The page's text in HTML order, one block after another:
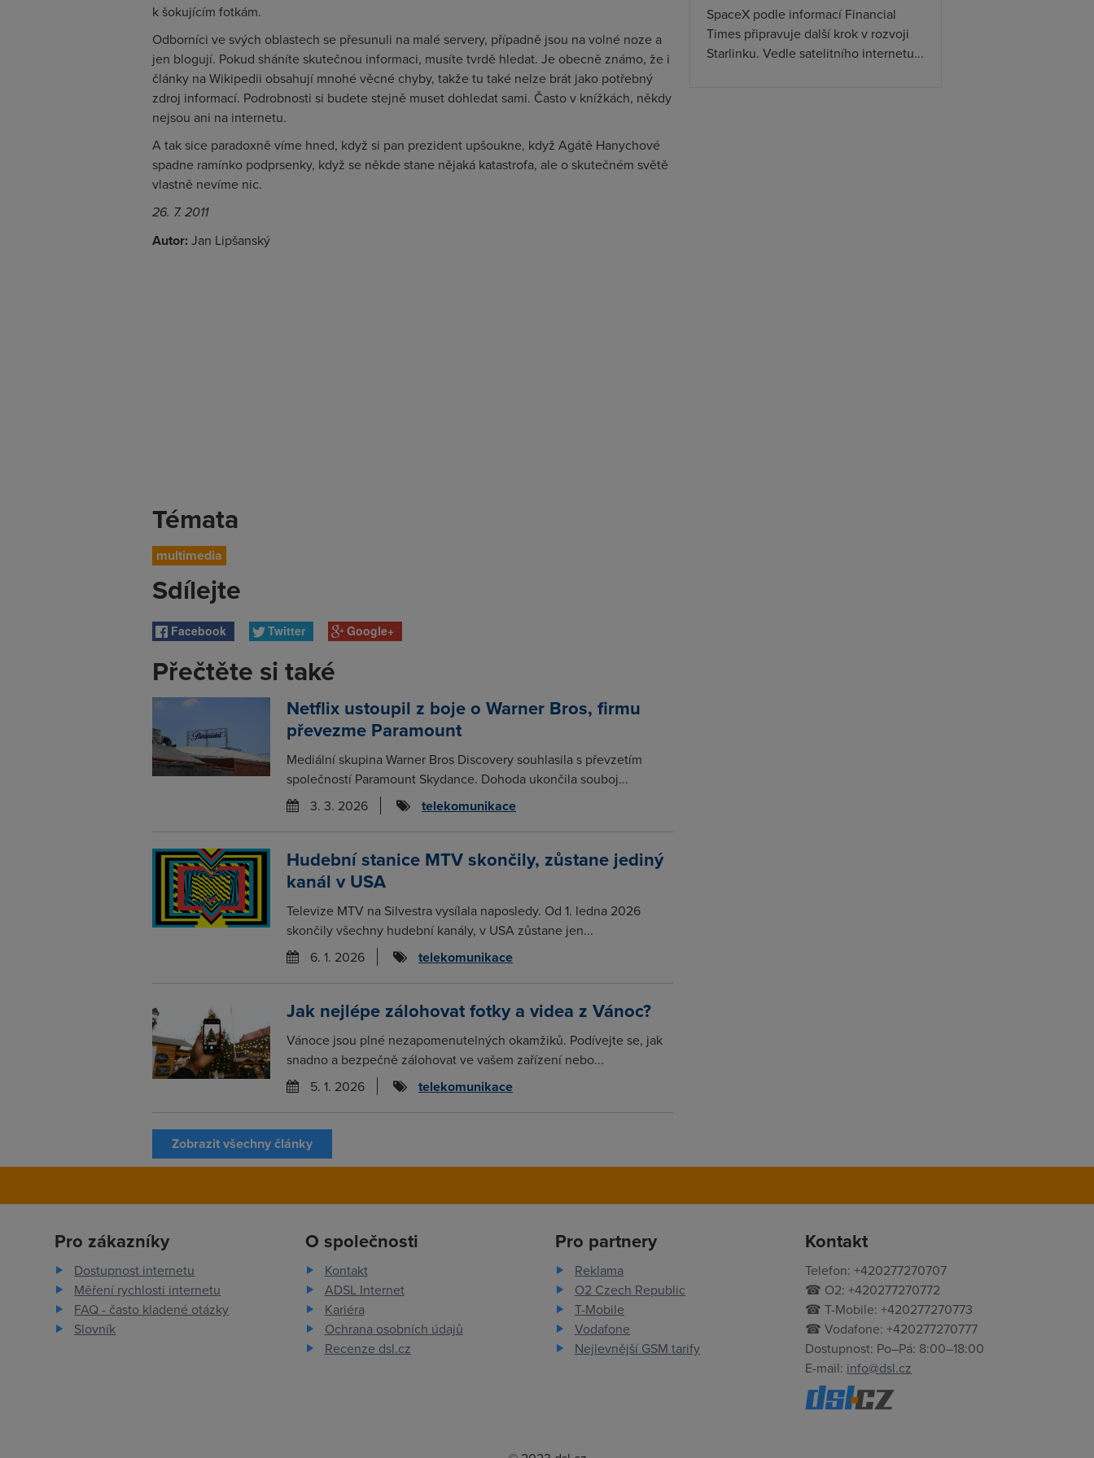
k šokujícím fotkám.
Odborníci ve svých oblastech se přesunuli na malé servery, případně jsou na volné noze a
jen blogují. Pokud sháníte skutečnou informaci, musíte tvrdě hledat. Je obecně známo, že i
články na Wikipedii obsahují mnohé věcné chyby, takže tu také nelze brát jako potřebný
zdroj informací. Podrobnosti si budete stejně muset dohledat sami. Často v knížkách, někdy
nejsou ani na internetu.
A tak sice paradoxně víme hned, když si pan prezident upšoukne, když Agátě Hanychové
spadne ramínko podprsenky, když se někde stane nějaká katastrofa, ale o skutečném světě
vlastně nevíme nic.
26. 7. 2011
Autor: Jan Lipšanský
Témata
multimedia
Sdílejte
Facebook Twitter Google+
Přečtěte si také
Netflix ustoupil z boje o Warner Bros, firmu
převezme Paramount
Mediální skupina Warner Bros Discovery souhlasila s převzetím
společností Paramount Skydance. Dohoda ukončila souboj...
3. 3. 2026
telekomunikace
Hudební stanice MTV skončily, zůstane jediný
kanál v USA
Televize MTV na Silvestra vysílala naposledy. Od 1. ledna 2026
skončily všechny hudební kanály, v USA zůstane jen...
6. 1. 2026
telekomunikace
Jak nejlépe zálohovat fotky a videa z Vánoc?
Vánoce jsou plné nezapomenutelných okamžiků. Podívejte se, jak
snadno a bezpečně zálohovat ve vašem zařízení nebo...
5. 1. 2026
telekomunikace
Zobrazit všechny články
SpaceX podle informací Financial
Times připravuje další krok v rozvoji
Starlinku. Vedle satelitního internetu...
Pro zákazníky
Dostupnost internetu
Měření rychlosti internetu
FAQ - často kladené otázky
Slovník
O společnosti
Kontakt
ADSL Internet
Kariéra
Ochrana osobních údajů
Recenze dsl.cz
Pro partnery
Reklama
O2 Czech Republic
T-Mobile
Vodafone
Nejlevnější GSM tarify
Kontakt
Telefon: +420277270707
☎ O2: +420277270772
☎ T-Mobile: +420277270773
☎ Vodafone: +420277270777
Dostupnost: Po–Pá: 8:00–18:00
E-mail: info@dsl.cz